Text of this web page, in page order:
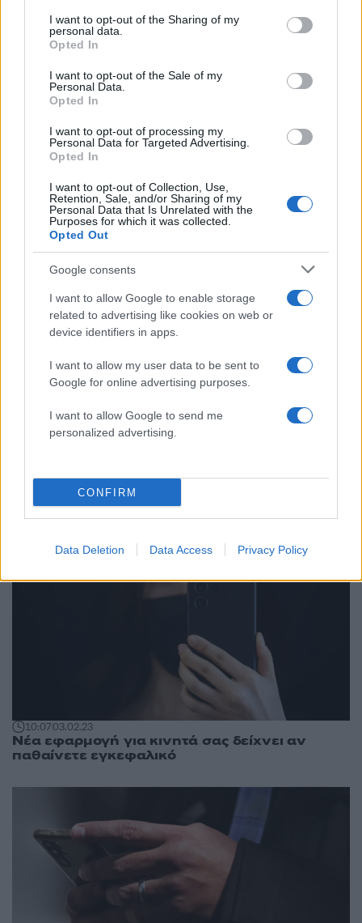
not limited to your visit or usage behaviour. You may click to
grant or deny consent to Google and its third-party tags to
use your data for below specified purposes in below Google
consent section.
I want to opt-out of the Sharing of my
personal data.
Opted In
I want to opt-out of the Sale of my
Personal Data.
Opted In
I want to opt-out of processing my
Personal Data for Targeted Advertising.
Opted In
I want to opt-out of Collection, Use,
Retention, Sale, and/or Sharing of my
Personal Data that Is Unrelated with the
Purposes for which it was collected.
Opted Out
Google consents
I want to allow Google to enable storage
related to advertising like cookies on web or
device identifiers in apps.
I want to allow my user data to be sent to
Google for online advertising purposes.
I want to allow Google to send me
personalized advertising.
CONFIRM
Data Deletion Data Access Privacy Policy
09:0504.08.23
Κτηματολόγιο - Από 28 Αυγούστου ο αριθμός
προτεραιότητας στα κινητά μας
14:4410.04.23
10:0703.02.23
Νέα εφαρμογή για κινητά σας δείχνει αν
παθαίνετε εγκεφαλικό